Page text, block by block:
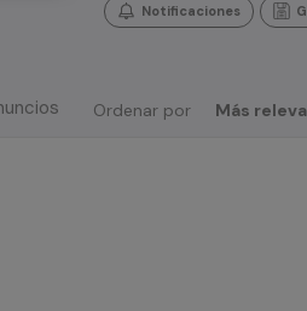
Notificaciones
Ordenar por Más